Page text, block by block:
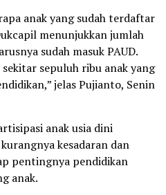
anak yang sudah terdaftar
menunjukkan jumlah
sudah masuk PAUD.
sepuluh ribu anak yang
jelas Pujianto, Senin
anak usia dini
kesadaran dan
pentingnya pendidikan
anak.